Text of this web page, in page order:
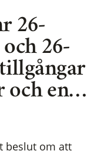
26-
och 26-
och en…
beslut om att